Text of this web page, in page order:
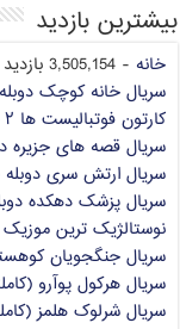
بیشترین بازدید
خانه - 3,505,154 بازدید
سریال خانه کوچک
کارتون فوتبالیست ها ۲ – کامل (دوبله فارسی)
سریال قصه های جزیره
سریال ارتش سری
سریال پزشک دهکده
نوستالژیک ترین
سریال جنگجویان
سریال هرکول پوآرو
سریال شرلوک هلمز